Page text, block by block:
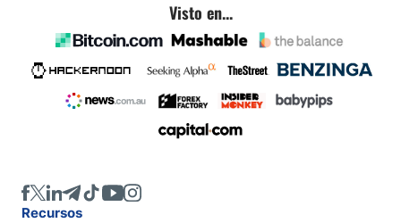
Visto en...
Recursos